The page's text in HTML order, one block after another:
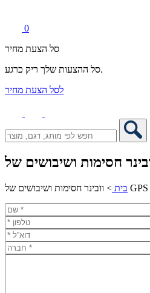
0
סל הצעת מחיר
סל ההצעות שלך ריק כרגע.
לסל הצעת מחיר
בית >